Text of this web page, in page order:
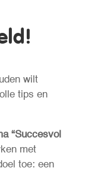
wilt
tips en
“Succesvol
met
toe: een